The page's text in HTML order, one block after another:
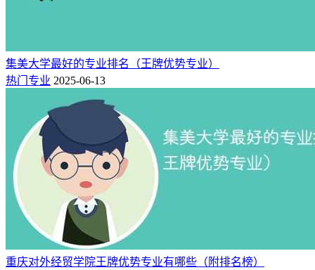
昆明医科大学王牌专业排名（研究型）：法医学（全国第5
名）、康复物理治疗（全国第2名）、临床药学（全国第14
名）、麻醉学（全国第15名）、口腔医学（全国第34名）、临
床医学（全国第39名）、预防医学（全国第40名）、护理学
（全国第59名）、听力与言语康复学（全国第2名）、医学实
验技术（全国第12名）。
专业档
全国排
名
专业名称
星级排
办学层次
A 法医学
A+
康复物理治疗
14 临床药学
B++
15 麻醉学 4★
中国高水平专业
集美大学最好的专业排名（王牌优势专业）
热门专业 2025-06-13
重庆对外经贸学院王牌优势专业有哪些（附排名榜）